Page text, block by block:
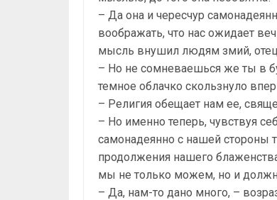
– Да она и чересчур
воображать, что нас ожидает
мысль внушил людям змий,
– Но не сомневаешься же ты в
темное облачко скользнуло
– Религия обещает нам ее,
– Но именно теперь, чувствуя
самонадеянно с нашей стороны
продолжения нашего
мы не только можем, но и
– Да, нам-то дано много, –